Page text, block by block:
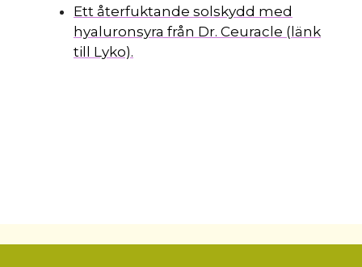
Ett återfuktande solskydd med
hyaluronsyra från Dr. Ceuracle (länk
till Lyko).